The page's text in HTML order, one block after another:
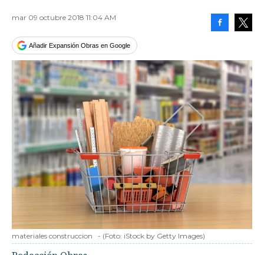
mar 09 octubre 2018 11:04 AM
Añadir Expansión Obras en Google
materiales construccion - (Foto: iStock by Getty Images)